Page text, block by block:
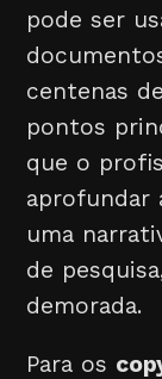
pode ser
centenas
pontos
que o
aprofundar
uma
de
demorada.
Para os